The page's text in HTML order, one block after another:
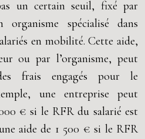
un certain seuil, fixé par
spécialisé dans
en mobilité. Cette aide,
ou par l’organisme, peut
frais engagés pour le
une entreprise peut
€ si le RFR du salarié est
aide de 1 500 € si le RFR